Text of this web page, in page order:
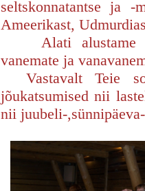
seltskonnatantse ja -
Ameerikast,
Alati alustame
vanemate ja
Vastavalt Teie
jõukatsumised nii
nii juubeli-